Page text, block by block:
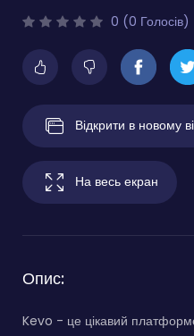
0 (0 Голосів)
Відкрити в новому
На весь екран
Опис:
Kevo - це цікавий